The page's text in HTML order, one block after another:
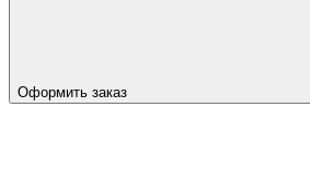
Оформить заказ